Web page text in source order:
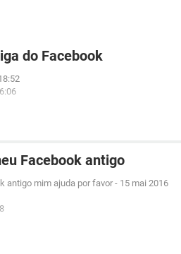
do Facebook
Facebook antigo
antigo mim ajuda por favor - 15 mai 2016